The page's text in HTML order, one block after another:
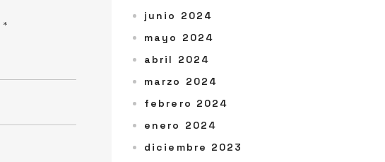
*
junio 2024
mayo 2024
abril 2024
marzo 2024
febrero 2024
enero 2024
diciembre 2023